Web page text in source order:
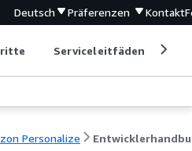
Deutsch Präferenzen Kontakt
Serviceleitfäden
Personalize